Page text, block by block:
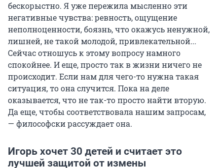
бескорыстно. Я уже пережила мысленно эти
негативные чувства: ревность, ощущение
неполноценности, боязнь, что окажусь ненужной,
лишней, не такой молодой, привлекательной...
Сейчас отношусь к этому вопросу намного
спокойнее. И еще, просто так в жизни ничего не
происходит. Если нам для чего-то нужна такая
ситуация, то она случится. Пока на деле
оказывается, что не так-то просто найти вторую.
Да еще, чтобы соответствовала нашим запросам,
— философски рассуждает она.
Игорь хочет 30 детей и считает это
лучшей защитой от измены